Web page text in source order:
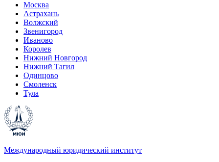
Москва
Астрахань
Волжский
Звенигород
Иваново
Королев
Нижний Новгород
Нижний Тагил
Одинцово
Смоленск
Тула
Международный юридический институт